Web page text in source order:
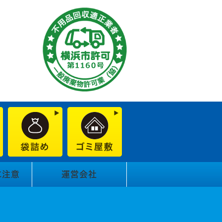
意 運営会社